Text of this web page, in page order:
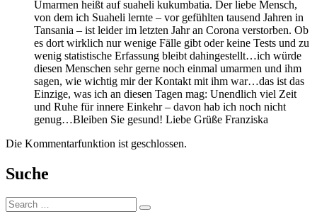
Umarmen heißt auf suaheli kukumbatia. Der liebe Mensch,
von dem ich Suaheli lernte – vor gefühlten tausend Jahren in
Tansania – ist leider im letzten Jahr an Corona verstorben. Ob
es dort wirklich nur wenige Fälle gibt oder keine Tests und zu
wenig statistische Erfassung bleibt dahingestellt…ich würde
diesen Menschen sehr gerne noch einmal umarmen und ihm
sagen, wie wichtig mir der Kontakt mit ihm war…das ist das
Einzige, was ich an diesen Tagen mag: Unendlich viel Zeit
und Ruhe für innere Einkehr – davon hab ich noch nicht
genug…Bleiben Sie gesund! Liebe Grüße Franziska
Die Kommentarfunktion ist geschlossen.
Suche
Suche: